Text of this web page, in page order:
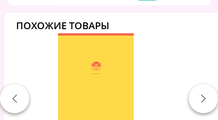
ПОХОЖИЕ ТОВАРЫ